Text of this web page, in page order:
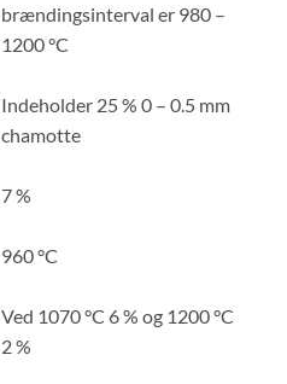
brændingsinterval er 980 –
1200 °C
Indeholder 25 % 0 – 0.5 mm
chamotte
7 %
960 °C
Ved 1070 °C 6 % og 1200 °C
2 %